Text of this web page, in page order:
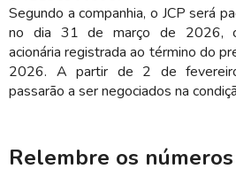
Segundo a companhia, o JCP será
no dia 31 de março de 2026,
acionária registrada ao término do
2026. A partir de 2 de
passarão a ser negociados na
Relembre os